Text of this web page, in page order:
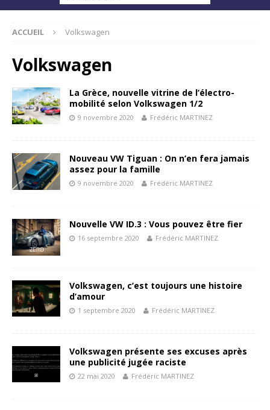
ACCUEIL Volkswagen
Volkswagen
La Grèce, nouvelle vitrine de l’électro-
mobilité selon Volkswagen 1/2
9 novembre 2020 Frédéric MARTINEZ
Nouveau VW Tiguan : On n’en fera jamais
assez pour la famille
9 novembre 2020 Frédéric MARTINEZ
Nouvelle VW ID.3 : Vous pouvez être fier
16 septembre 2020 Frédéric MARTINEZ
Volkswagen, c’est toujours une histoire
d’amour
1 septembre 2020 Frédéric MARTINEZ
Volkswagen présente ses excuses après
une publicité jugée raciste
22 mai 2020 Frédéric MARTINEZ